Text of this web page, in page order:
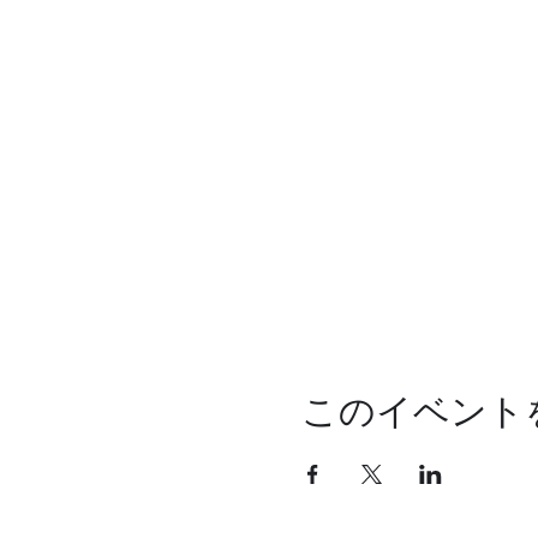
このイベント